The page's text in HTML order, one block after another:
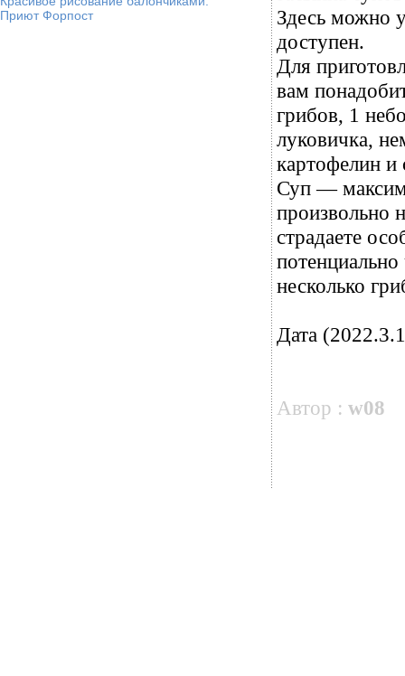
Приют Форпост
Здесь можно
доступен.
Для
вам
грибов, 1
луковичка,
картофелин и
Суп —
произвольно
страдаете
несколько
Дата
Автор : w08